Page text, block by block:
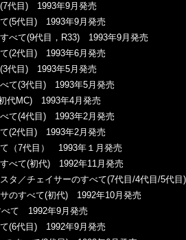
代目) 1993年9月発売
(5代目) 1993年9月発売
べて(9代目，R33) 1993年9月発売
(2代目) 1993年6月発売
代目) 1993年5月発売
て(3代目) 1993年5月発売
MC) 1993年4月発売
て(4代目) 1993年2月発売
(2代目) 1993年2月発売
（7代目） 1993年１月発売
べて(初代) 1992年11月発売
／チェイサーのすべて(7代目/4代目/5代
のすべて(初代) 1992年10月発売
て 1992年9月発売
(6代目) 1992年9月発売